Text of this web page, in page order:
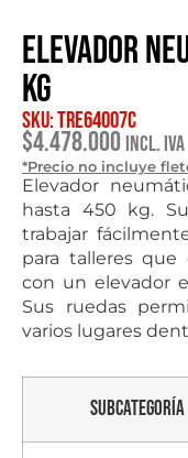
Elevador
Kg
SKU: TRE64007C
$4.478.000 Incl. IVA
*Precio no incluye
Elevador
hasta 450 kg.
trabajar
para talleres que
con un elevador
Sus ruedas
varios lugares
Subcategoría